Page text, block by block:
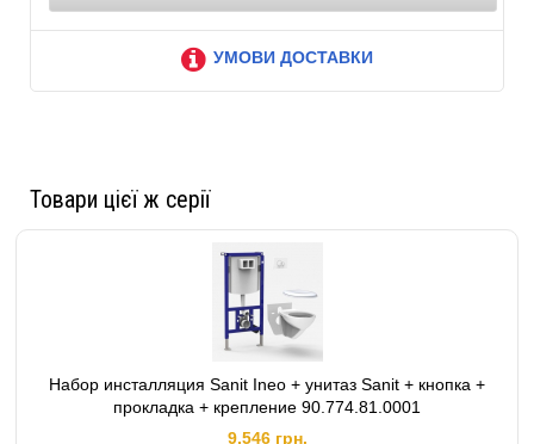
УМОВИ ДОСТАВКИ
Товари цієї ж серії
Набор инсталляция Sanit Ineo + унитаз Sanit + кнопка +
прокладка + крепление 90.774.81.0001
9,546 грн.